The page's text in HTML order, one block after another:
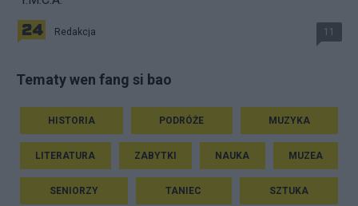
Redakcja 11
Tematy wen fang si bao
HISTORIA PODRÓŻE MUZYKA
LITERATURA ZABYTKI NAUKA MUZEA
SENIORZY TANIEC SZTUKA